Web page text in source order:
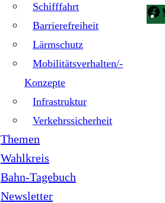
Schifffahrt
Barrierefreiheit
Lärmschutz
Mobilitätsverhalten/-
Konzepte
Infrastruktur
Verkehrssicherheit
Themen
Wahlkreis
Bahn-Tagebuch
Newsletter